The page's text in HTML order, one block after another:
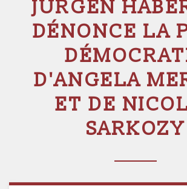
JÜRGEN
DÉNONCE LA
D'ANGELA
ET DE
SARKOZY